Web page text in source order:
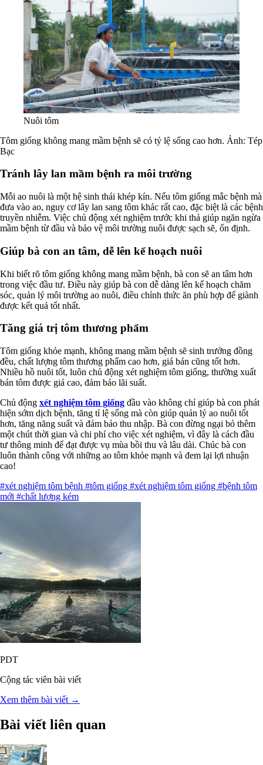
Nuôi tôm
Tôm giống không mang mầm bệnh sẽ có tỷ lệ sống cao hơn. Ảnh: Tép
Bạc
Tránh lây lan mầm bệnh ra môi trường
Mỗi ao nuôi là một hệ sinh thái khép kín. Nếu tôm giống mắc bệnh mà
đưa vào ao, nguy cơ lây lan sang tôm khác rất cao, đặc biệt là các bệnh
truyền nhiễm. Việc chủ động xét nghiệm trước khi thả giúp ngăn ngừa
mầm bệnh từ đầu và bảo vệ môi trường nuôi được sạch sẽ, ổn định.
Giúp bà con an tâm, dễ lên kế hoạch nuôi
Khi biết rõ tôm giống không mang mầm bệnh, bà con sẽ an tâm hơn
trong việc đầu tư. Điều này giúp bà con dễ dàng lên kế hoạch chăm
sóc, quản lý môi trường ao nuôi, điều chỉnh thức ăn phù hợp để giành
được kết quả tốt nhất.
Tăng giá trị tôm thương phẩm
Tôm giống khỏe mạnh, không mang mầm bệnh sẽ sinh trưởng đồng
đều, chất lượng tôm thương phẩm cao hơn, giá bán cũng tốt hơn.
Nhiều hồ nuôi tốt, luôn chủ động xét nghiệm tôm giống, thường xuất
bán tôm được giá cao, đảm bảo lãi suất.
Chủ động xét nghiệm tôm giống đầu vào không chỉ giúp bà con phát
hiện sớm dịch bệnh, tăng tỉ lệ sống mà còn giúp quản lý ao nuôi tốt
hơn, tăng năng suất và đảm bảo thu nhập. Bà con đừng ngại bỏ thêm
một chút thời gian và chi phí cho việc xét nghiệm, vì đây là cách đầu
tư thông minh để đạt được vụ mùa bồi thu và lâu dài. Chúc bà con
luôn thành công với những ao tôm khỏe mạnh và đem lại lợi nhuận
cao!
#xét nghiệm tôm bệnh #tôm giống #xét nghiệm tôm giống #bệnh tôm
mới #chất lượng kém
PDT
Cộng tác viên bài viết
Xem thêm bài viết →
Bài viết liên quan